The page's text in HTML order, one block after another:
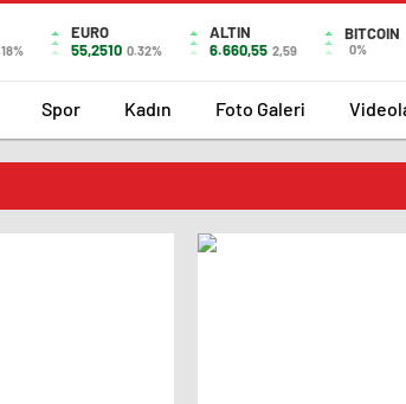
EURO
55,2510 0.32%
ALTIN
6.660,55 2,59
BITCOIN
0%
Spor Kadın Foto Galeri